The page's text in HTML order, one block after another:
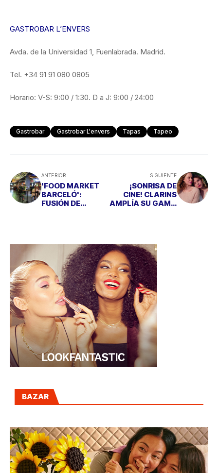
GASTROBAR L’ENVERS
Avda. de la Universidad 1, Fuenlabrada. Madrid.
Tel. +34 91 91 080 0805
Horario: V-S: 9:00 / 1:30. D a J: 9:00 / 24:00
Gastrobar Gastrobar L'envers Tapas Tapeo
ANTERIOR
'FOOD MARKET
BARCELÓ':
FUSIÓN DE
SIGUIENTE
¡SONRISA DE
CINE! CLARINS
AMPLÍA SU GAMA
BAZAR